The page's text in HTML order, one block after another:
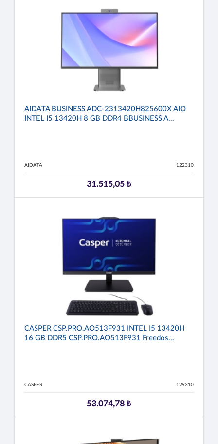
AIDATA BUSINESS ADC-2313420H825600X AIO
INTEL I5 13420H 8 GB DDR4 BBUSINESS A...
AIDATA 122310
31.515,05 ₺
CASPER CSP.PRO.AO513F931 INTEL I5 13420H
16 GB DDR5 CSP.PRO.AO513F931 Freedos...
CASPER 129310
53.074,78 ₺